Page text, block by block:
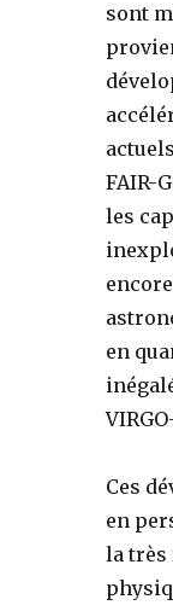
sont
FAIR-
les
en
Ces
en
la très